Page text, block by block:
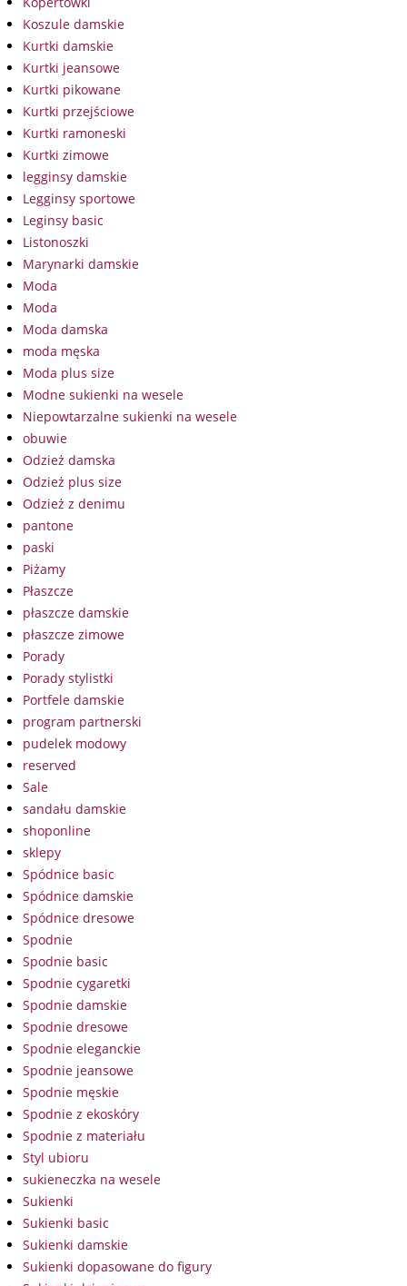
Koszule damskie
Kurtki damskie
Kurtki jeansowe
Kurtki pikowane
Kurtki przejściowe
Kurtki ramoneski
Kurtki zimowe
legginsy damskie
Legginsy sportowe
Leginsy basic
Listonoszki
Marynarki damskie
Moda
Moda
Moda damska
moda męska
Moda plus size
Modne sukienki na wesele
Niepowtarzalne sukienki na wesele
obuwie
Odzież damska
Odzież plus size
Odzież z denimu
pantone
paski
Piżamy
Płaszcze
płaszcze damskie
płaszcze zimowe
Porady
Porady stylistki
Portfele damskie
program partnerski
pudelek modowy
reserved
Sale
sandału damskie
shoponline
sklepy
Spódnice basic
Spódnice damskie
Spódnice dresowe
Spodnie
Spodnie basic
Spodnie cygaretki
Spodnie damskie
Spodnie dresowe
Spodnie eleganckie
Spodnie jeansowe
Spodnie męskie
Spodnie z ekoskóry
Spodnie z materiału
Styl ubioru
sukieneczka na wesele
Sukienki
Sukienki basic
Sukienki damskie
Sukienki dopasowane do figury